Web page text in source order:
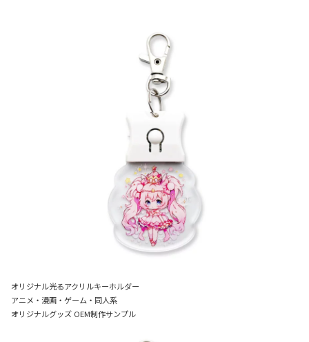
オリジナル光るアクリルキーホルダー
アニメ・漫画・ゲーム・同人系
オリジナルグッズ OEM制作サンプル